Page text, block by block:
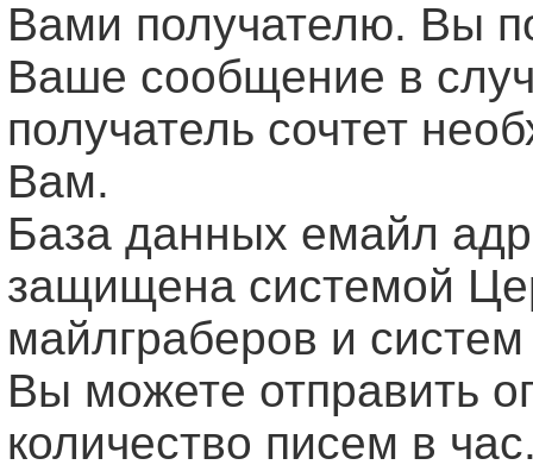
Вами получателю. Вы
Ваше сообщение в
получатель сочтет
Вам.
База данных емайл
защищена системой
майлграберов и
Вы можете отправить
количество писем в